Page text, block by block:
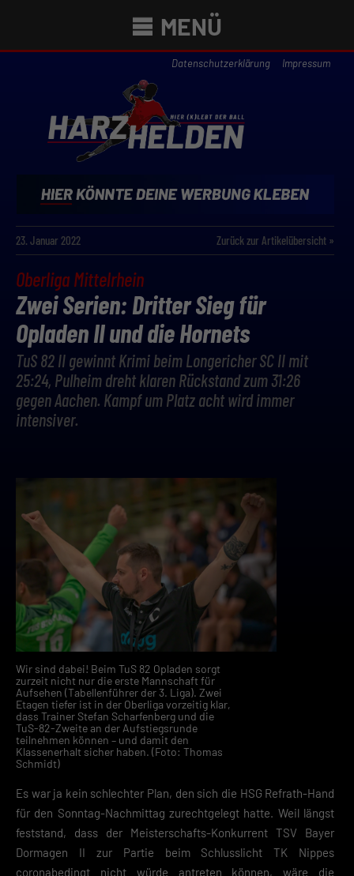
MENÜ
Datenschutzerklärung Impressum
23. Januar 2022 Zurück zur Artikelübersicht »
Oberliga Mittelrhein
Zwei Serien: Dritter Sieg für
Opladen II und die Hornets
TuS 82 II gewinnt Krimi beim Longericher SC II mit
25:24, Pulheim dreht klaren Rückstand zum 31:26
gegen Aachen. Kampf um Platz acht wird immer
intensiver.
Wir sind dabei! Beim TuS 82 Opladen sorgt
zurzeit nicht nur die erste Mannschaft für
Aufsehen (Tabellenführer der 3. Liga). Zwei
Etagen tiefer ist in der Oberliga vorzeitig klar,
dass Trainer Stefan Scharfenberg und die
TuS-82-Zweite an der Aufstiegsrunde
teilnehmen können – und damit den
Klassenerhalt sicher haben. (Foto: Thomas
Schmidt)
Es war ja kein schlechter Plan, den sich die HSG Refrath-Hand
für den Sonntag-Nachmittag zurechtgelegt hatte. Weil längst
feststand, dass der Meisterschafts-Konkurrent TSV Bayer
Dormagen II zur Partie beim Schlusslicht TK Nippes
coronabedingt nicht würde antreten können, wäre die